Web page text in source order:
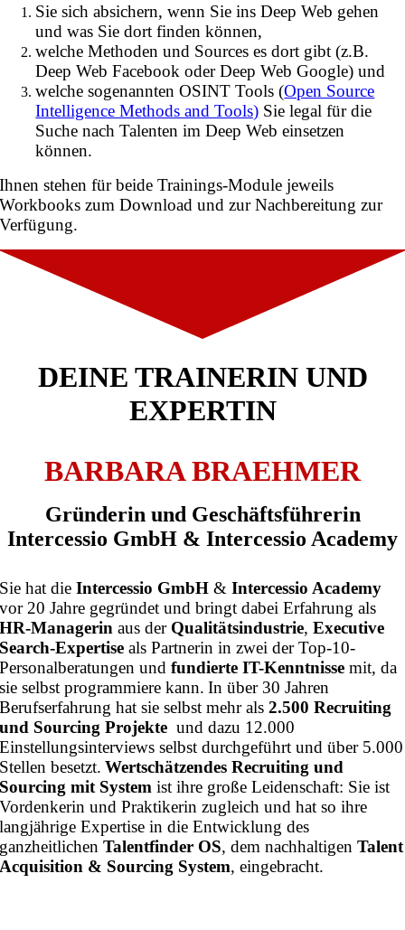
Sie sich absichern, wenn Sie ins Deep Web gehen
und was Sie dort finden können,
welche Methoden und Sources es dort gibt (z.B.
Deep Web Facebook oder Deep Web Google) und
welche sogenannten OSINT Tools (Open Source
Intelligence Methods and Tools) Sie legal für die
Suche nach Talenten im Deep Web einsetzen
können.
Ihnen stehen für beide Trainings-Module jeweils
Workbooks zum Download und zur Nachbereitung zur
Verfügung.
DEINE TRAINERIN UND
EXPERTIN
BARBARA BRAEHMER
Gründerin und Geschäftsführerin
Intercessio GmbH & Intercessio Academy
Sie hat dieIntercessio GmbH& Intercessio Academy
vor 20 Jahre gegründet und bringt dabei Erfahrung als
HR-Managerinaus derQualitätsindustrie,Executive
Search-Expertise als Partnerin in zwei der Top-10-
Personalberatungen undfundierte IT-Kenntnisse mit, da
sie selbst programmiere kann. In über 30 Jahren
Berufserfahrung hat sie selbst mehr als 2.500 Recruiting
und Sourcing Projekte und dazu 12.000
Einstellungsinterviews selbst durchgeführt und über 5.000
Stellen besetzt. Wertschätzendes Recruiting und
Sourcing mit System ist ihre große Leidenschaft: Sie ist
Vordenkerin und Praktikerin zugleich und hat so ihre
langjährige Expertise in die Entwicklung des
ganzheitlichenTalentfinder OS, dem nachhaltigenTalent
Acquisition & Sourcing System, eingebracht.